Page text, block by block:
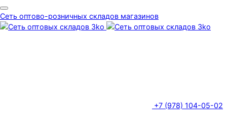
Сеть оптово-розничных складов магазинов
+7 (978) 104-05-02